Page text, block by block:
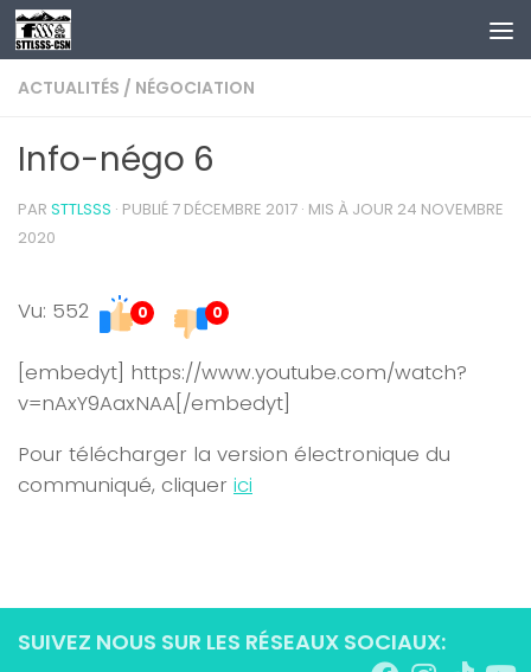
Au dessous du contenu
ACTUALITÉS / NÉGOCIATION
Info-négo 6
PAR STTLSSS · PUBLIÉ 7 DÉCEMBRE 2017 · MIS À JOUR 24 NOVEMBRE
2020
Vu: 552 0 0
[embedyt] https://www.youtube.com/watch?
v=nAxY9AaxNAA[/embedyt]
Pour télécharger la version électronique du
communiqué, cliquer ici
SUIVEZ NOUS SUR LES RÉSEAUX SOCIAUX: